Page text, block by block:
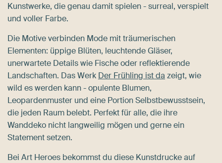
Kunstwerke, die genau damit spielen - surreal, verspielt
und voller Farbe.
Die Motive verbinden Mode mit träumerischen
Elementen: üppige Blüten, leuchtende Gläser,
unerwartete Details wie Fische oder reflektierende
Landschaften. Das Werk Der Frühling ist da zeigt, wie
wild es werden kann - opulente Blumen,
Leopardenmuster und eine Portion Selbstbewusstsein,
die jeden Raum belebt. Perfekt für alle, die ihre
Wanddeko nicht langweilig mögen und gerne ein
Statement setzen.
Bei Art Heroes bekommst du diese Kunstdrucke auf